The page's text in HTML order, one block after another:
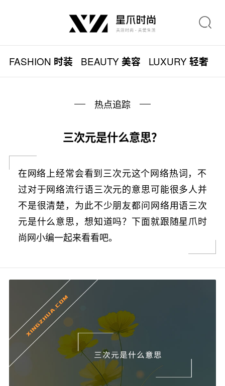
FASHION 时装 BEAUTY美容 LUXURY轻奢
热点追踪
三次元是什么意思？
在网络上经常会看到三次元这个网络热词，不
过对于网络流行语三次元的意思可能很多人并
不是很清楚，为此不少朋友都问网络用语三次
元是什么意思，想知道吗？下面就跟随星爪时
尚网小编一起来看看吧。